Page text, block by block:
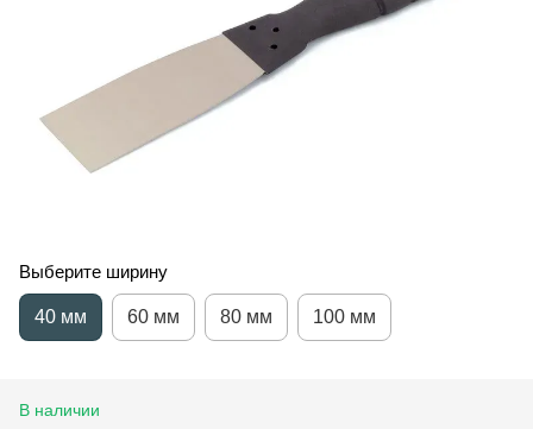
Выберите ширину
40 мм 60 мм 80 мм 100 мм
В наличии